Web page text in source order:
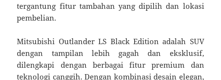
tergantung fitur tambahan yang dipilih dan lokasi
pembelian.
Mitsubishi Outlander LS Black Edition adalah SUV
dengan tampilan lebih gagah dan eksklusif,
dilengkapi dengan berbagai fitur premium dan
teknologi canggih. Dengan kombinasi desain elegan,